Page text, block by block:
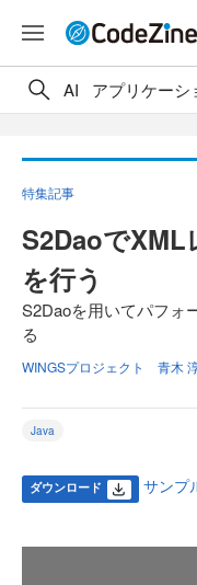
AI アプリケーシ
特集記事
S2Daoで
を行う
S2Daoを用いてパフォ
る
WINGSプロジェクト 青木
Java
ダウンロード サンプ